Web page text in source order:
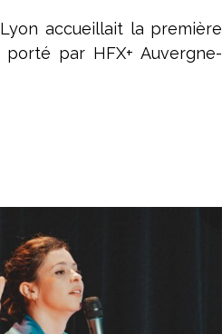
accueillait la première
par HFX+ Auvergne-